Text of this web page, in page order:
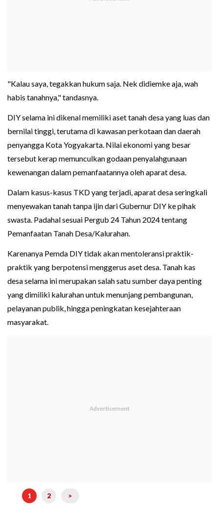
"Kalau saya, tegakkan hukum saja. Nek didiemke aja, wah
habis tanahnya," tandasnya.
DIY selama ini dikenal memiliki aset tanah desa yang luas dan
bernilai tinggi, terutama di kawasan perkotaan dan daerah
penyangga Kota Yogyakarta. Nilai ekonomi yang besar
tersebut kerap memunculkan godaan penyalahgunaan
kewenangan dalam pemanfaatannya oleh aparat desa.
Dalam kasus-kasus TKD yang terjadi, aparat desa seringkali
menyewakan tanah tanpa ijin dari Gubernur DIY ke pihak
swasta. Padahal sesuai Pergub 24 Tahun 2024 tentang
Pemanfaatan Tanah Desa/Kalurahan.
Karenanya Pemda DIY tidak akan mentoleransi praktik-
praktik yang berpotensi menggerus aset desa. Tanah kas
desa selama ini merupakan salah satu sumber daya penting
yang dimiliki kalurahan untuk menunjang pembangunan,
pelayanan publik, hingga peningkatan kesejahteraan
masyarakat.
1 2 >